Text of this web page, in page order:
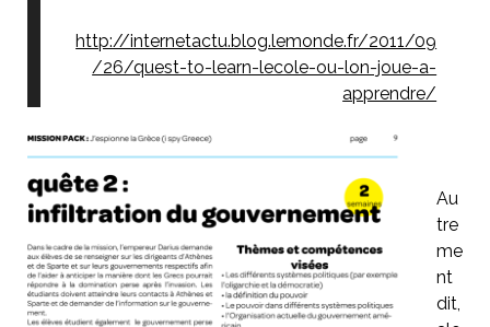
http://internetactu.blog.lemonde.fr/2011/09
/26/quest-to-learn-lecole-ou-lon-joue-a-
apprendre/
Au
tre
me
nt
dit,